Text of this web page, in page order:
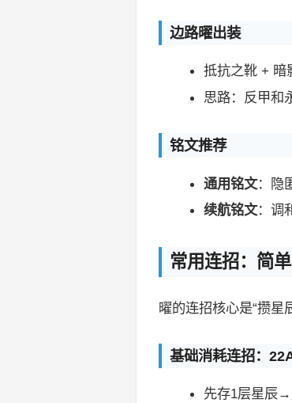
边路曜出装
抵抗之靴 + 暗
思路：反甲和
铭文推荐
通用铭文：隐
续航铭文：调
常用连招：简
曜的连招核心是“攒
基础消耗连招：
先存1层星辰